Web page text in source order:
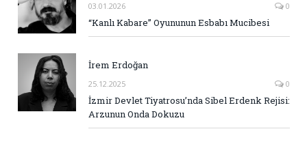
03.01.2026 0
“Kanlı Kabare” Oyununun Esbabı Mucibesi
İrem Erdoğan
25.12.2025 0
İzmir Devlet Tiyatrosu’nda Sibel Erdenk Rejisi:
Arzunun Onda Dokuzu